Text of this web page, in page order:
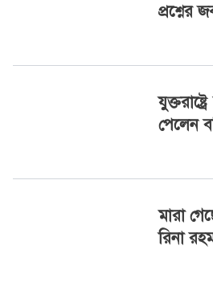
প্রশ্নের
পেলেন
মারা
রিনা